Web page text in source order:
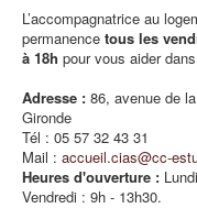
L’accompagnatrice au
permanence tous les
à 18h pour vous aider
Adresse : 86, avenue de
Gironde
Tél : 05 57 32 43 31
Mail : accueil.cias@cc-
Heures d'ouverture :
Vendredi : 9h - 13h30.